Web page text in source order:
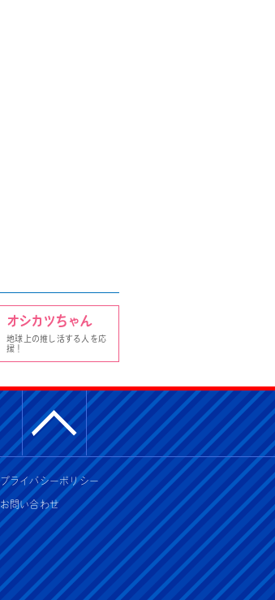
オシカツちゃん
地球上の推し活する人を応
援！
プライバシーポリシー
お問い合わせ